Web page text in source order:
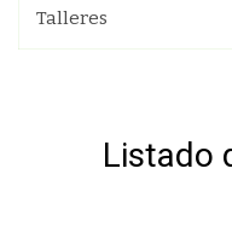
Talleres
Listado